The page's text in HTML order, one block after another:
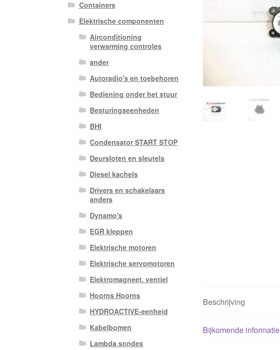
Beschrijving
Bijkomende informatie
Containers
Elektrische componenten
Airconditioning
verwarming controles
ander
Autoradio's en toebehoren
Bediening onder het stuur
Besturingseenheden
BHI
Condensator START STOP
Deursloten en sleutels
Diesel kachels
Drivers en schakelaars
anders
Dynamo's
EGR kleppen
Elektrische motoren
Elektrische servomotoren
Elektromagneet. ventiel
Hoorns Hoorns
HYDROACTIVE-eenheid
Kabelbomen
Lambda sondes